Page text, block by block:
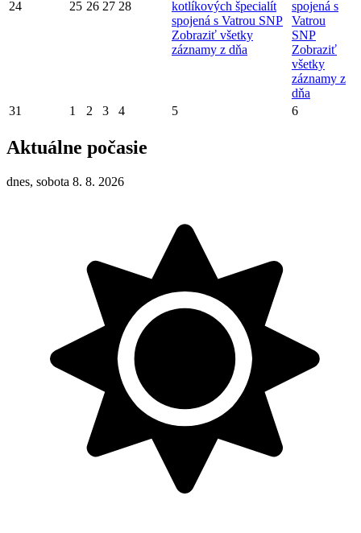
24 25 26 27 28
kotlíkových špecialít
spojená s Vatrou SNP
Zobraziť všetky
záznamy z dňa
spojená s
Vatrou
SNP
Zobraziť
všetky
záznamy z
dňa
31
1 2 3 4 5 6
Aktuálne počasie
dnes, sobota 8. 8. 2026